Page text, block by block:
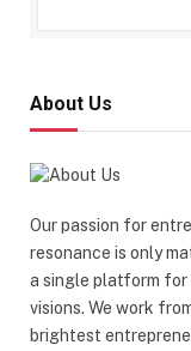
About Us
Our passion for
resonance is only
a single platform
visions. We work
brightest